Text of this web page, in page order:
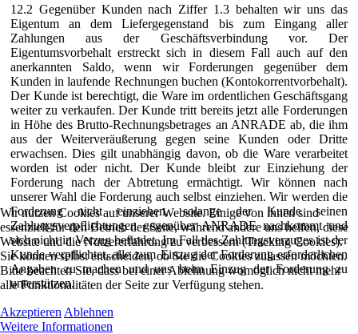
12.2 Gegenüber Kunden nach Ziffer 1.3 behalten wir uns das
Eigentum an dem Liefergegenstand bis zum Eingang aller
Zahlungen aus der Geschäftsverbindung vor. Der
Eigentumsvorbehalt erstreckt sich in diesem Fall auch auf den
anerkannten Saldo, wenn wir Forderungen gegenüber dem
Kunden in laufende Rechnungen buchen (Kontokorrentvorbehalt).
Der Kunde ist berechtigt, die Ware im ordentlichen Geschäftsgang
weiter zu verkaufen. Der Kunde tritt bereits jetzt alle Forderungen
in Höhe des Brutto-Rechnungsbetrages an ANRADE ab, die ihm
aus der Weiterveräußerung gegen seine Kunden oder Dritte
erwachsen. Dies gilt unabhängig davon, ob die Ware verarbeitet
worden ist oder nicht. Der Kunde bleibt zur Einziehung der
Forderung nach der Abtretung ermächtigt. Wir können nach
unserer Wahl die Forderung auch selbst einziehen. Wir werden die
Forderung nicht einziehen, solange der Kunde seinen
Zahlungsverpflichtungen gegenüber ANRADE nachkommt und
sich nicht in Verzug befindet. Im Fall des Zahlungsverzuges ist der
Kunde verpflichtet, alle zum Einzug der Forderung erforderlichen
Angaben zu machen und uns beim Einzug der Forderung zu
unterstützen.
Wir nutzen Cookies auf unserer Website. Einige von ihnen sind
essenziell für den Betrieb der Seite, während andere uns helfen, diese
Website und die Nutzererfahrung zu verbessern (Tracking Cookies).
Sie können selbst entscheiden, ob Sie die Cookies zulassen möchten.
Bitte beachten Sie, dass bei einer Ablehnung womöglich nicht mehr
alle Funktionalitäten der Seite zur Verfügung stehen.
Akzeptieren Ablehnen
Weitere Informationen